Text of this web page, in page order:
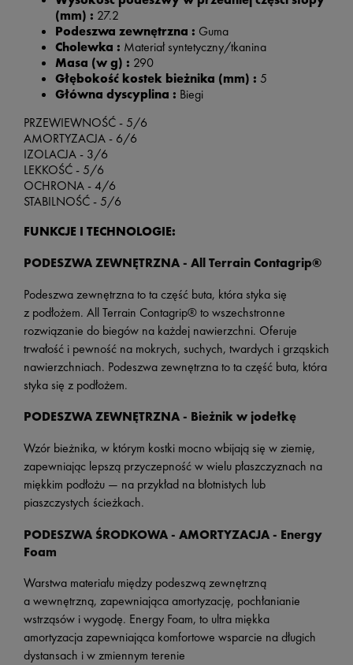
(mm) : 27.2
Podeszwa zewnętrzna : Guma
Cholewka : Materiał syntetyczny/tkanina
Masa (w g) : 290
Głębokość kostek bieżnika (mm) : 5
Główna dyscyplina : Biegi
PRZEWIEWNOŚĆ - 5/6
AMORTYZACJA - 6/6
IZOLACJA - 3/6
LEKKOŚĆ - 5/6
OCHRONA - 4/6
STABILNOŚĆ - 5/6
FUNKCJE I TECHNOLOGIE:
PODESZWA ZEWNĘTRZNA - All Terrain Contagrip®
Podeszwa zewnętrzna to ta część buta, która styka się
z podłożem. All Terrain Contagrip® to wszechstronne
rozwiązanie do biegów na każdej nawierzchni. Oferuje
trwałość i pewność na mokrych, suchych, twardych i grząskich
nawierzchniach. Podeszwa zewnętrzna to ta część buta, która
styka się z podłożem.
PODESZWA ZEWNĘTRZNA - Bieżnik w jodełkę
Wzór bieżnika, w którym kostki mocno wbijają się w ziemię,
zapewniając lepszą przyczepność w wielu płaszczyznach na
miękkim podłożu — na przykład na błotnistych lub
piaszczystych ścieżkach.
PODESZWA ŚRODKOWA - AMORTYZACJA - Energy
Foam
Warstwa materiału między podeszwą zewnętrzną
a wewnętrzną, zapewniająca amortyzację, pochłanianie
wstrząsów i wygodę. Energy Foam, to ultra miękka
amortyzacja zapewniająca komfortowe wsparcie na długich
dystansach i w zmiennym terenie